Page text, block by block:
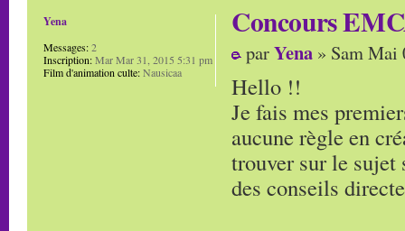
Concours
parYena » Sam Mai
Hello !!
Je fais mes
aucune règle en
trouver sur le sujet
des conseils
Yena
Messages:2
Inscription:Mar Mar 31, 2015 5:31 pm
Film d'animation culte:Nausicaa